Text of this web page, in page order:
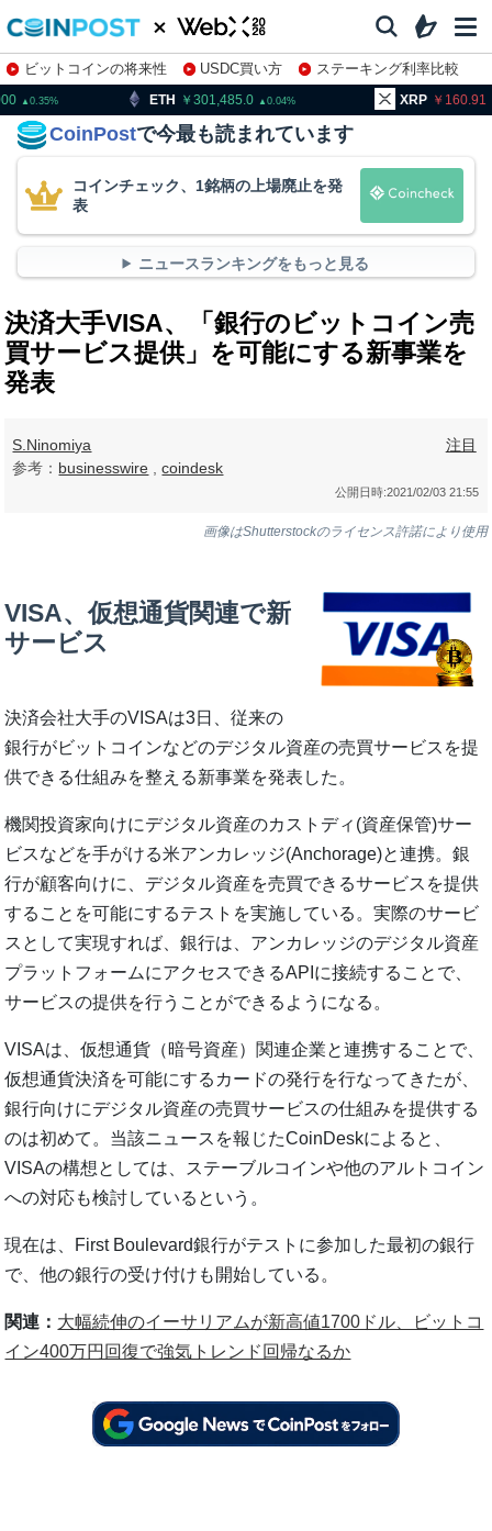
ビットコインの将来性 USDC買い方
ステーキング利率比較
株特集・関連銘柄
301,485.0 XRP 160.91
CoinPostで今最も読まれています
コインチェック、1銘柄の上場廃止を発
表
ニュースランキングをもっと見る
決済大手VISA、「銀行のビットコイン売
買サービス提供」を可能にする新事業を
発表
S.Ninomiya
参考： businesswire ,coindesk
注目
公開日時:2021/02/03 21:55
画像はShutterstockのライセンス許諾により使用
VISA、仮想通貨関連で新
サービス
決済会社大手のVISAは3日、従来の
銀行がビットコインなどのデジタル資産の売買サービスを提
供できる仕組みを整える新事業を発表した。
機関投資家向けにデジタル資産のカストディ(資産保管)サー
ビスなどを手がける米アンカレッジ(Anchorage)と連携。銀
行が顧客向けに、デジタル資産を売買できるサービスを提供
することを可能にするテストを実施している。実際のサービ
スとして実現すれば、銀行は、アンカレッジのデジタル資産
プラットフォームにアクセスできるAPIに接続することで、
サービスの提供を行うことができるようになる。
VISAは、仮想通貨（暗号資産）関連企業と連携することで、
仮想通貨決済を可能にするカードの発行を行なってきたが、
銀行向けにデジタル資産の売買サービスの仕組みを提供する
のは初めて。当該ニュースを報じたCoinDeskによると、
VISAの構想としては、ステーブルコインや他のアルトコイン
への対応も検討しているという。
現在は、First Boulevard銀行がテストに参加した最初の銀行
で、他の銀行の受け付けも開始している。
関連： 大幅続伸のイーサリアムが新高値1700ドル、ビットコ
イン400万円回復で強気トレンド回帰なるか